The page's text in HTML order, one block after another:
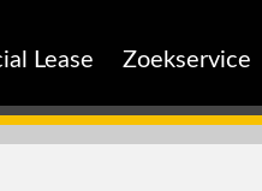
Lease Zoekservice